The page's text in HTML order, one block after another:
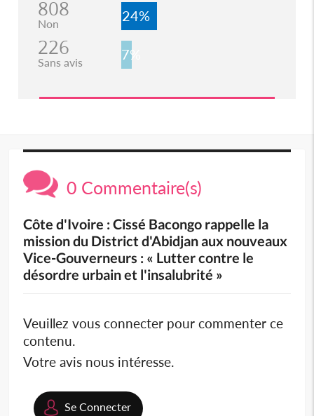
808
Non 24%
226
Sans avis 7%
0 Commentaire(s)
Côte d'Ivoire : Cissé Bacongo rappelle la
mission du District d'Abidjan aux nouveaux
Vice-Gouverneurs : « Lutter contre le
désordre urbain et l'insalubrité »
Veuillez vous connecter pour commenter ce
contenu.
Votre avis nous intéresse.
Se Connecter